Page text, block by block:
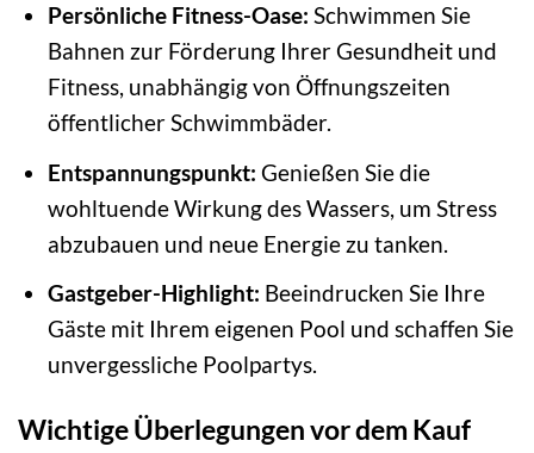
Persönliche Fitness-Oase: Schwimmen Sie
Bahnen zur Förderung Ihrer Gesundheit und
Fitness, unabhängig von Öffnungszeiten
öffentlicher Schwimmbäder.
Entspannungspunkt: Genießen Sie die
wohltuende Wirkung des Wassers, um Stress
abzubauen und neue Energie zu tanken.
Gastgeber-Highlight: Beeindrucken Sie Ihre
Gäste mit Ihrem eigenen Pool und schaffen Sie
unvergessliche Poolpartys.
Wichtige Überlegungen vor dem Kauf